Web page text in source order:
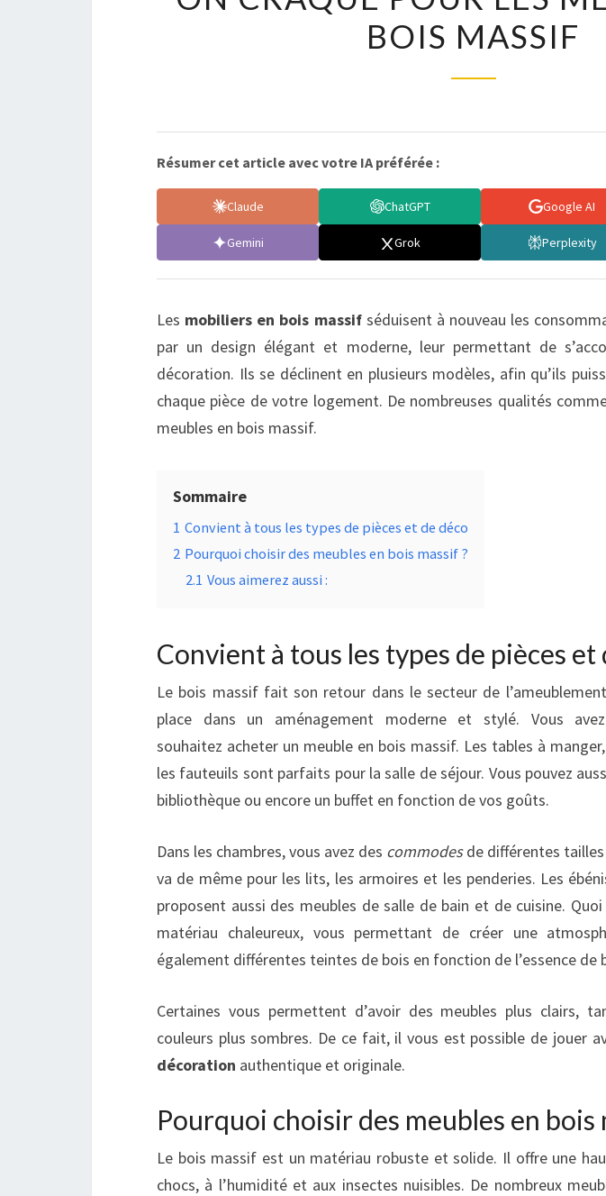
POUR
LES
MEUBLES
BOIS
BOIS MASSIF
Résumer cet article avec votre IA préférée :
Claude ChatGPT Google AI
Gemini Grok Perplexity
Les mobiliers en bois massifséduisent à nouveau les
par un design élégant et moderne, leur permettant de
décoration. Ils se déclinent en plusieurs modèles, afin qu’ils
chaque pièce de votre logement. De nombreuses qualités
meubles en bois massif.
Sommaire
1 Convient à tous les types de pièces et de déco
2 Pourquoi choisir des meubles en bois massif ?
2.1 Vous aimerez aussi :
Convient à tous les types de pièces et
Le bois massif fait son retour dans le secteur de
place dans un aménagement moderne et stylé. Vous
souhaitez acheter un meuble en bois massif. Les tables à
les fauteuils sont parfaits pour la salle de séjour. Vous pouvez
bibliothèque ou encore un buffet en fonction de vos goûts.
Dans les chambres, vous avez des commodesde différentes
va de même pour les lits, les armoires et les penderies. Les
proposent aussi des meubles de salle de bain et de cuisine.
matériau chaleureux, vous permettant de créer une
également différentes teintes de bois en fonction de l’essence de
Certaines vous permettent d’avoir des meubles plus clairs,
couleurs plus sombres. De ce fait, il vous est possible de jouer
décoration authentique et originale.
Pourquoi choisir des meubles en bois
Le bois massif est un matériau robuste et solide. Il offre une
chocs, à l’humidité et aux insectes nuisibles. De nombreux